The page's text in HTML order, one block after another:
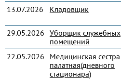
13.07.2026
Кладовщик
29.05.2026 Уборщик служебных
помещений
22.05.2026
Медицинская сестра
палатная(дневного
стационара)